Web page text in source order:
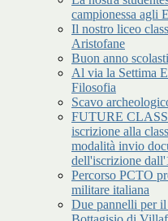
campionessa agli
Il nostro liceo
Aristofane
Buon anno
Al via la Settima
Filosofia
Scavo
FUTURE
iscrizione alla
modalità invio
dell'iscrizione
Percorso PCTO
militare italiana
Due pannelli per